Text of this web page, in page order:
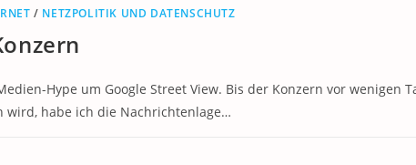
/ NETZPOLITIK UND DATENSCHUTZ
Hype um Google Street View. Bis der Konzern vor wenigen
wird, habe ich die Nachrichtenlage…